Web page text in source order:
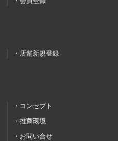
店舗新規登録
コンセプト
推薦環境
お問い合せ